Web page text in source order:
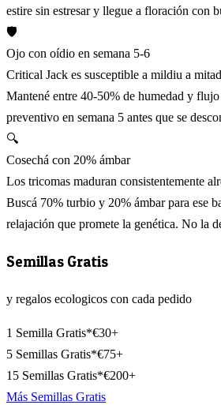
estire sin estresar y llegue a floración con
🛡️
Ojo con oídio en semana 5-6
Critical Jack es susceptible a mildiu a
Mantené entre 40-50% de humedad y
preventivo en semana 5 antes que se
🔍
Cosechá con 20% ámbar
Los tricomas maduran consistentemente
Buscá 70% turbio y 20% ámbar para ese
relajación que promete la genética. No la
Semillas Gratis
y regalos ecologicos con cada pedido
1 Semilla Gratis*€30+
5 Semillas Gratis*€75+
15 Semillas Gratis*€200+
Más Semillas Gratis